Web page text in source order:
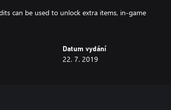
can be used to unlock extra items, in-game
Datum vydání
22. 7. 2019